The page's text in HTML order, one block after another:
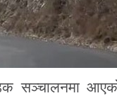
सञ्चालनमा